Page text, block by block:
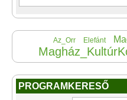
Az_Orr Elefánt
PROGRAMKERESŐ